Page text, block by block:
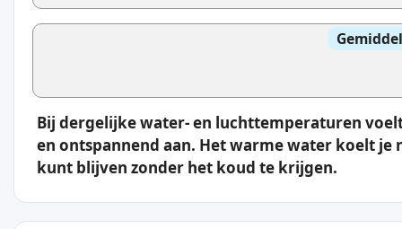
Bij dergelijke water- en luchttemperaturen
en ontspannend aan. Het warme water koelt
kunt blijven zonder het koud te krijgen.